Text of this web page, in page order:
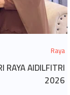
Raya
RAYA AIDILFITRI
2026